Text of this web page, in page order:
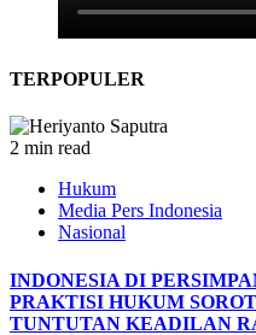
TERPOPULER
2 min read
Hukum
Media Pers Indonesia
Nasional
INDONESIA DI
PRAKTISI HUKUM
TUNTUTAN KEADILAN